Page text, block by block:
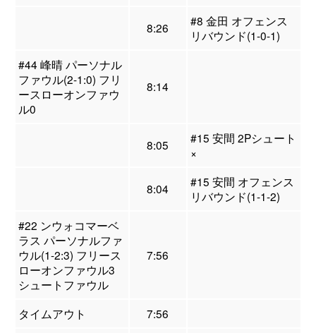
8:26
#8 金田 オフェンス
リバウンド(1-0-1)
#44 峰晴 パーソナル
ファウル(2-1:0) フリ
ースローオンファウ
ル0
8:14
8:05
#15 安間 2Pシュート
×
8:04
#15 安間 オフェンス
リバウンド(1-1-2)
#22 ンウォコマーベ
ラス パーソナルファ
ウル(1-2:3) フリース
ローオンファウル3
シュートファウル
7:56
タイムアウト
7:56